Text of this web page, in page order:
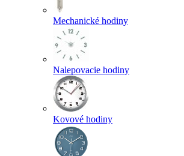
Mechanické hodiny
Nalepovacie hodiny
Kovové hodiny